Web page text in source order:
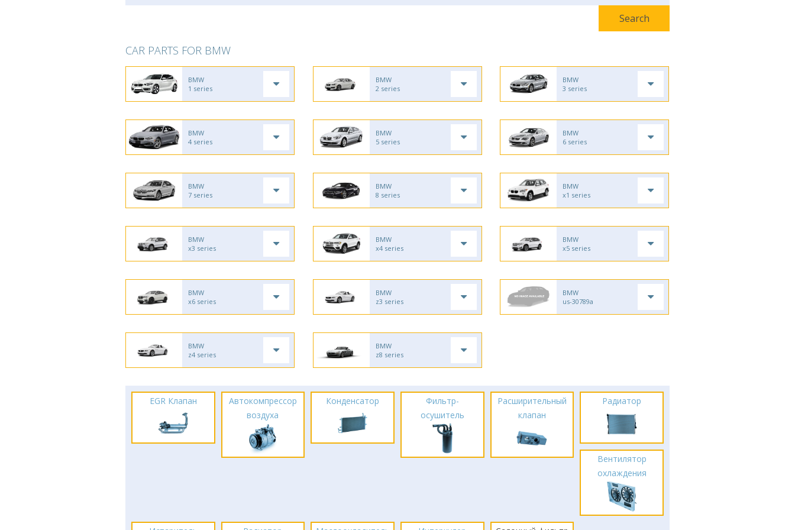
CAR PARTS FOR BMW
BMW
1 series
BMW
2 series
BMW
3 series
BMW
4 series
BMW
5 series
BMW
6 series
BMW
7 series
BMW
8 series
BMW
x1 series
BMW
x3 series
BMW
x4 series
BMW
x5 series
BMW
x6 series
BMW
z3 series
BMW
us-30789a
BMW
z4 series
BMW
z8 series
EGR Клапан
Автокомпрессор
воздуха
Конденсатор
Фильтр-
осушитель
Расширительный
клапан
Радиатор
Вентилятор
охлаждения